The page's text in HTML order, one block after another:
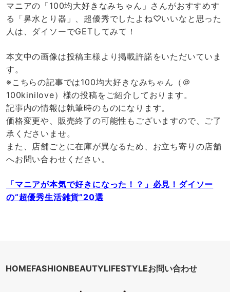
マニアの「100均大好きなみちゃん」さんがおすすめす
る「鼻水とり器」、超優秀でしたよね♡いいなと思った
人は、ダイソーでGETしてみて！
本文中の画像は投稿主様より掲載許諾をいただいていま
す。
※こちらの記事では100均大好きなみちゃん（＠
100kinilove）様の投稿をご紹介しております。
記事内の情報は執筆時のものになります。
価格変更や、販売終了の可能性もございますので、ご了
承くださいませ。
また、店舗ごとに在庫が異なるため、お立ち寄りの店舗
へお問い合わせください。
「マニアが本気で好きになった！？」必見！ダイソー
の“超優秀生活雑貨”20選
HOMEFASHIONBEAUTYLIFESTYLEお問い合わせ